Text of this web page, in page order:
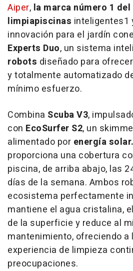
Aiper, la marca número 1
limpiapiscinas inteligentes1
innovación para el jardín
Experts Duo, un sistema
robots diseñado para
y totalmente automatizado
mínimo esfuerzo.
Combina Scuba V3,
con EcoSurfer S2, un
alimentado por energía solar.
proporciona una cobertura
piscina, de arriba abajo, las
días de la semana. Ambos
ecosistema perfectamente
mantiene el agua cristalina,
de la superficie y reduce al
mantenimiento, ofreciendo
experiencia de limpieza
preocupaciones.